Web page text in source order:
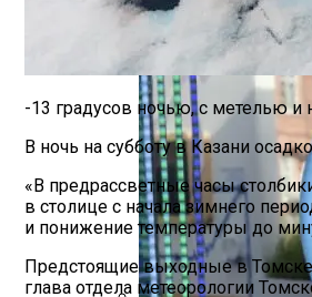
Новое
-13 градусов ночью, с метелью
В ночь на субботу в Казани
«В предрассветные часы
в столице с начала зимнего
и понижение температуры до
Предстоящие выходные в Томске
глава отдела метеорологии